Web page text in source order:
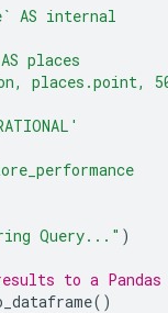
AS internal
places
places.point,
Query..." )
to a Pandas
()